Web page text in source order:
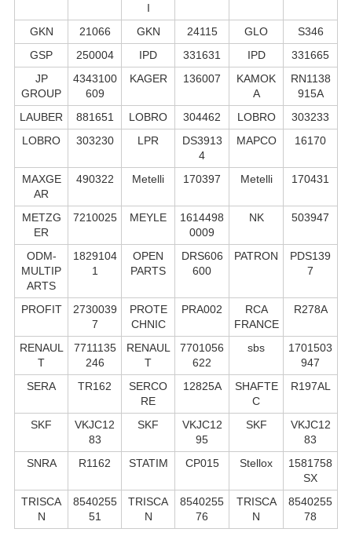
I
GKN 21066 GKN 24115 GLO
S346
GSP
250004 IPD 331631 IPD
331665
JP
GROUP
4343100
609
KAGER 136007
KAMOK
A
RN1138
915A
LAUBER
881651 LOBRO 304462 LOBRO
303233
LOBRO
303230 LPR
DS3913
4
MAPCO 16170
MAXGE
AR
490322 Metelli 170397 Metelli 170431
METZG
ER
7210025 MEYLE
1614498
0009
NK 503947
ODM-
MULTIP
ARTS
1829104
1
OPEN
PARTS
DRS606
600
PATRON
PDS139
7
PROFIT
2730039
7
PROTE
CHNIC
PRA002
RCA
FRANCE
R278A
RENAUL
T
7711135
246
RENAUL
T
7701056
622
sbs
1701503
947
SERA
TR162
SERCO
RE
12825A
SHAFTE
C
R197AL
SKF
VKJC12
83
SKF
VKJC12
95
SKF
VKJC12
83
SNRA
R1162 STATIM CP015 Stellox
1581758
SX
TRISCA
N
8540255
51
TRISCA
N
8540255
76
TRISCA
N
8540255
78